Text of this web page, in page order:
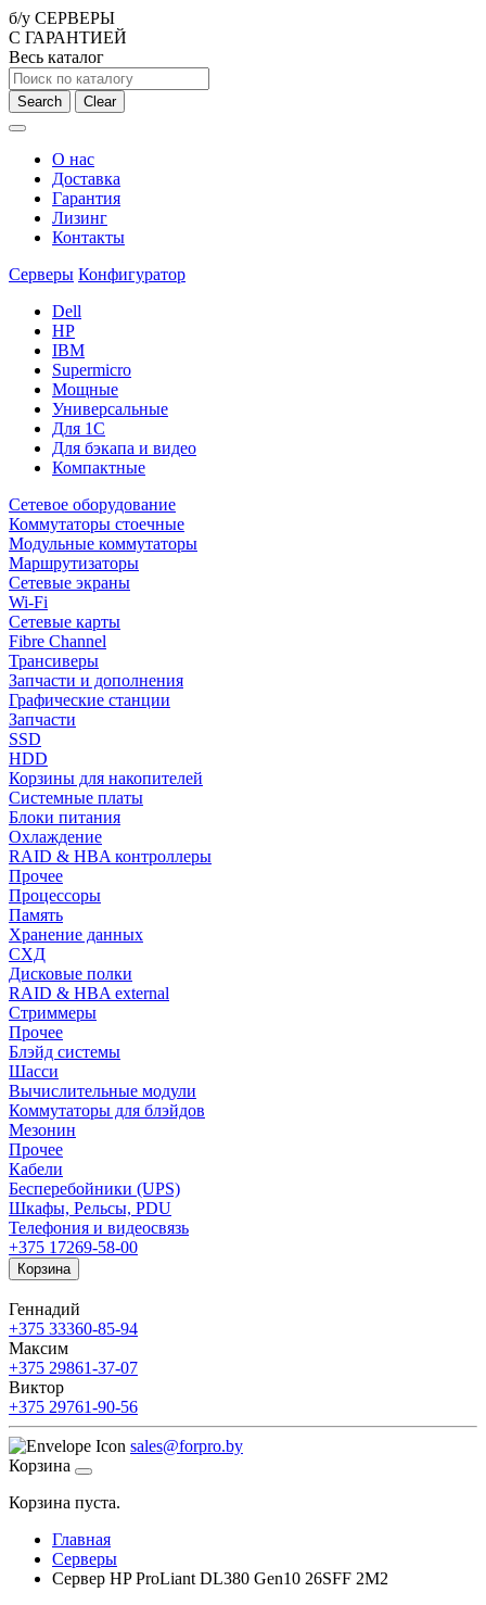
б/у СЕРВЕРЫ
С ГАРАНТИЕЙ
Весь каталог
Search Clear
О нас
Доставка
Гарантия
Лизинг
Контакты
Серверы Конфигуратор
Dell
HP
IBM
Supermicro
Мощные
Универсальные
Для 1С
Для бэкапа и видео
Компактные
Сетевое оборудование
Коммутаторы стоечные
Модульные коммутаторы
Маршрутизаторы
Сетевые экраны
Wi-Fi
Сетевые карты
Fibre Channel
Трансиверы
Запчасти и дополнения
Графические станции
Запчасти
SSD
HDD
Корзины для накопителей
Системные платы
Блоки питания
Охлаждение
RAID & HBA контроллеры
Прочее
Процессоры
Память
Хранение данных
СХД
Дисковые полки
RAID & HBA external
Стриммеры
Прочее
Блэйд системы
Шасси
Вычислительные модули
Коммутаторы для блэйдов
Мезонин
Прочее
Кабели
Бесперебойники (UPS)
Шкафы, Рельсы, PDU
Телефония и видеосвязь
+375 17269-58-00
Корзина
Геннадий
+375 33360-85-94
Максим
+375 29861-37-07
Виктор
+375 29761-90-56
sales@forpro.by
Корзина
Корзина пуста.
Главная
Серверы
Сервер HP ProLiant DL380 Gen10 26SFF 2M2